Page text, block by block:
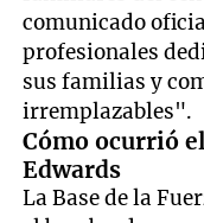
comunicado
profesionales
sus familias y
irremplazables".
Cómo ocurrió
Edwards
La Base de la